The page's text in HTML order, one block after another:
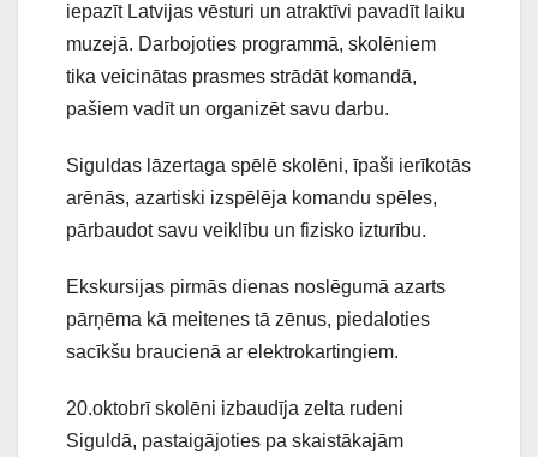
iepazīt Latvijas vēsturi un atraktīvi pavadīt laiku
muzejā. Darbojoties programmā, skolēniem
tika veicinātas prasmes strādāt komandā,
pašiem vadīt un organizēt savu darbu.
Siguldas lāzertaga spēlē skolēni, īpaši ierīkotās
arēnās, azartiski izspēlēja komandu spēles,
pārbaudot savu veiklību un fizisko izturību.
Ekskursijas pirmās dienas noslēgumā azarts
pārņēma kā meitenes tā zēnus, piedaloties
sacīkšu braucienā ar elektrokartingiem.
20.oktobrī skolēni izbaudīja zelta rudeni
Siguldā, pastaigājoties pa skaistākajām